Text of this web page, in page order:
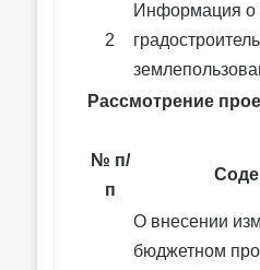
2
Информация о
Рассмотрение
№ п/
п
О внесении
бюджетном